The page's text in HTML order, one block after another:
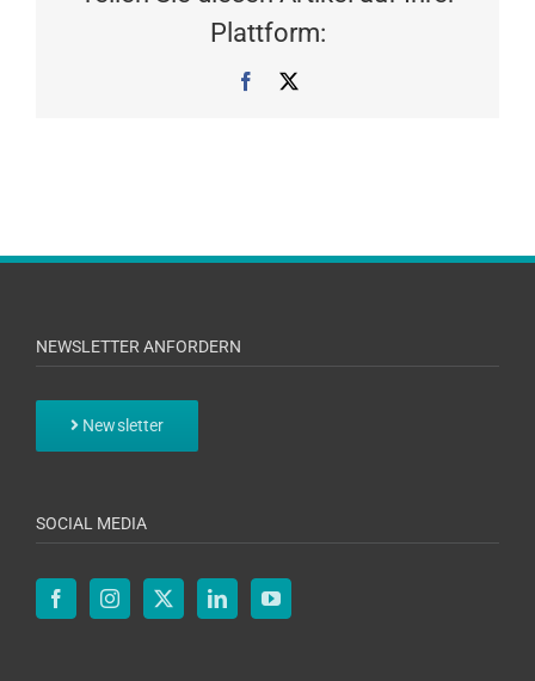
Plattform:
Facebook
NEWSLETTER ANFORDERN
Newsletter
SOCIAL MEDIA